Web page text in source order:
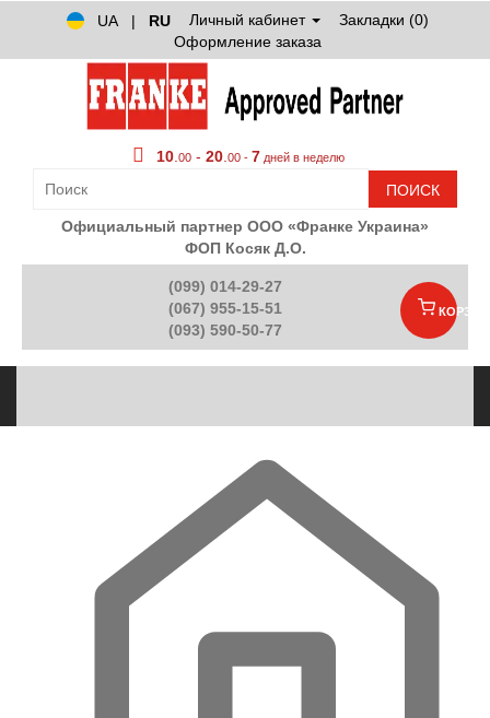
UA
| RU Личный кабинет
Закладки (0)
Оформление заказа
10 00 - 20 00 - 7 дней в неделю
ПОИСК
Официальный партнер ООО «Франке Украина»
ФОП Косяк Д.О.
(099) 014-29-27
(067) 955-15-51
(093) 590-50-77